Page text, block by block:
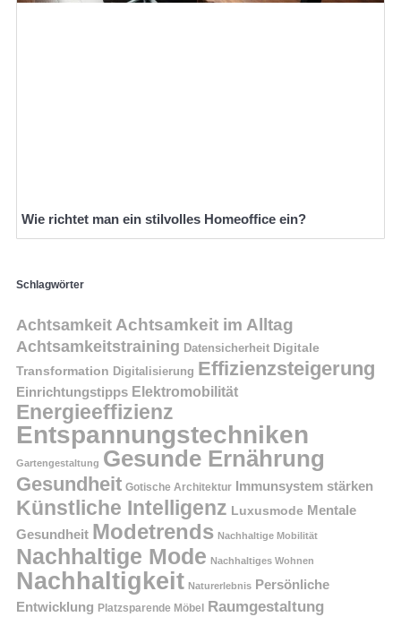
Wie richtet man ein stilvolles Homeoffice ein?
Schlagwörter
Achtsamkeit Achtsamkeit im Alltag
Achtsamkeitstraining Datensicherheit Digitale
Transformation Digitalisierung Effizienzsteigerung
Einrichtungstipps Elektromobilität
Energieeffizienz
Entspannungstechniken
Gartengestaltung Gesunde Ernährung
Gesundheit Gotische Architektur Immunsystem stärken
Künstliche Intelligenz Luxusmode Mentale
Gesundheit Modetrends Nachhaltige Mobilität
Nachhaltige Mode Nachhaltiges Wohnen
Nachhaltigkeit Naturerlebnis Persönliche
Entwicklung Platzsparende Möbel Raumgestaltung